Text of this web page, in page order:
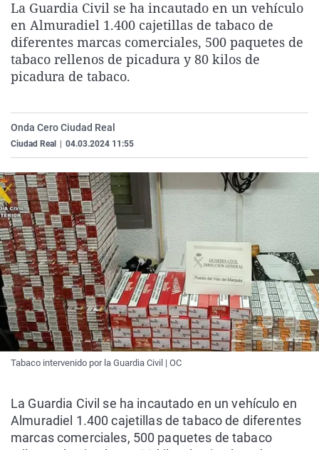
La rosa de los vientos
Gente viajera
Como el perro y el
Caso
Retornados
Equipo de
Extremadura
Galicia
La Rioja
País Vasco
Virales
Televisión
Elecciones
La Guardia Civil se ha incautado en un vehículo
en Almuradiel 1.400 cajetillas de tabaco de
diferentes marcas comerciales, 500 paquetes de
tabaco rellenos de picadura y 80 kilos de
picadura de tabaco.
Onda Cero Ciudad Real
Ciudad Real 04.03.2024 11:55
Tabaco intervenido por la Guardia Civil | OC
La Guardia Civil se ha incautado en un vehículo en
Almuradiel 1.400 cajetillas de tabaco de diferentes
marcas comerciales, 500 paquetes de tabaco